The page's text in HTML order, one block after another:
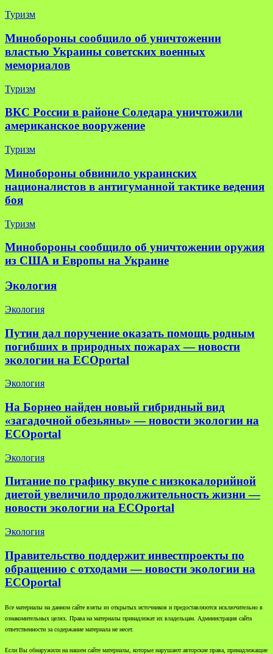
Туризм
Минобороны сообщило об уничтожении
властью Украины советских военных
мемориалов
Туризм
ВКС России в районе Соледара уничтожили
американское вооружение
Туризм
Минобороны обвинило украинских
националистов в антигуманной тактике ведения
боя
Туризм
Минобороны сообщило об уничтожении оружия
из США и Европы на Украине
Экология
Экология
Путин дал поручение оказать помощь родным
погибших в природных пожарах — новости
экологии на ECOportal
Экология
На Борнео найден новый гибридный вид
«загадочной обезьяны» — новости экологии на
ECOportal
Экология
Питание по графику вкупе с низкокалорийной
диетой увеличило продолжительность жизни —
новости экологии на ECOportal
Экология
Правительство поддержит инвестпроекты по
обращению с отходами — новости экологии на
ECOportal
Все материалы на данном сайте взяты из открытых источников и предоставляются исключительно в
ознакомительных целях. Права на материалы принадлежат их владельцам. Администрация сайта
ответственности за содержание материала не несет.
Если Вы обнаружили на нашем сайте материалы, которые нарушают авторские права, принадлежащие